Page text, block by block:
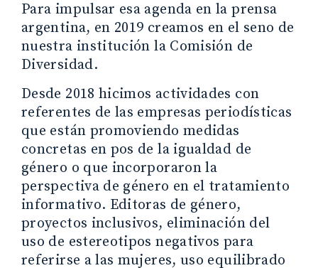
Para impulsar esa agenda en la prensa
argentina, en 2019 creamos en el seno de
nuestra institución la Comisión de
Diversidad.
Desde 2018 hicimos actividades con
referentes de las empresas periodísticas
que están promoviendo medidas
concretas en pos de la igualdad de
género o que incorporaron la
perspectiva de género en el tratamiento
informativo. Editoras de género,
proyectos inclusivos, eliminación del
uso de estereotipos negativos para
referirse a las mujeres, uso equilibrado